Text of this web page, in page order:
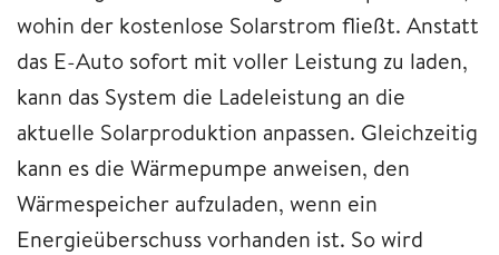
wohin der kostenlose Solarstrom fließt. Anstatt
das E-Auto sofort mit voller Leistung zu laden,
kann das System die Ladeleistung an die
aktuelle Solarproduktion anpassen. Gleichzeitig
kann es die Wärmepumpe anweisen, den
Wärmespeicher aufzuladen, wenn ein
Energieüberschuss vorhanden ist. So wird